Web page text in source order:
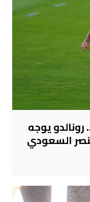
يوجه
السعودي